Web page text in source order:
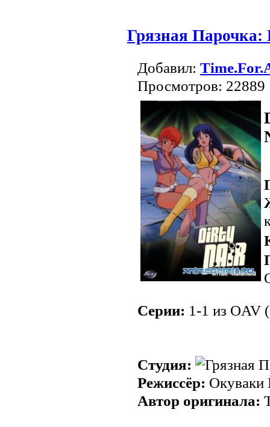
Грязная Парочка:
Добавил:
Просмотров: 22889
Серии: 1-1 из OAV
Студия:
Режиссёр: Окуваки
Автор оригинала: